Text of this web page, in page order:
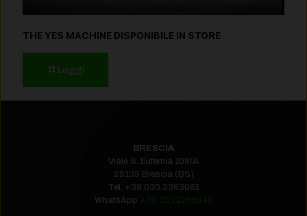
THE YES MACHINE DISPONIBILE IN STORE
Leggi
BRESCIA
Viale S. Eufemia 108/A
25135 Brescia (BS)
Tel. +39.030.3363061
WhatsApp +39.331.1256045